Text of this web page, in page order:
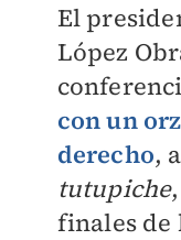
El
López
con un
derecho,
tutupiche
finales de